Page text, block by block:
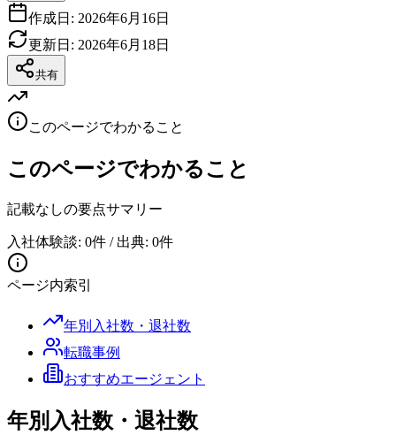
作成日: 2026年6月16日
更新日: 2026年6月18日
共有
このページでわかること
このページでわかること
記載なしの要点サマリー
入社体験談: 0件 / 出典: 0件
ページ内索引
年別入社数・退社数
転職事例
おすすめエージェント
年別入社数・退社数